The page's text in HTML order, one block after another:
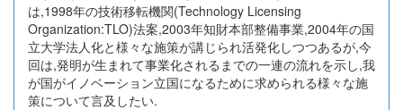
は,1998年の技術移転機関(Technology Licensing
Organization:TLO)法案,2003年知財本部整備事業,2004年の国
立大学法人化と様々な施策が講じられ活発化しつつあるが,今
回は,発明が生まれて事業化されるまでの一連の流れを示し,我
が国がイノベーション立国になるために求められる様々な施
策について言及したい.